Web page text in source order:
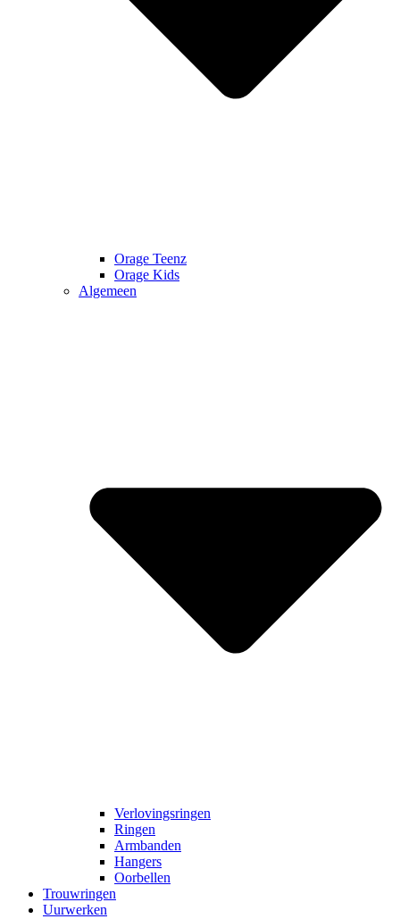
Orage Teenz
Orage Kids
Algemeen
Verlovingsringen
Ringen
Armbanden
Hangers
Oorbellen
Trouwringen
Uurwerken